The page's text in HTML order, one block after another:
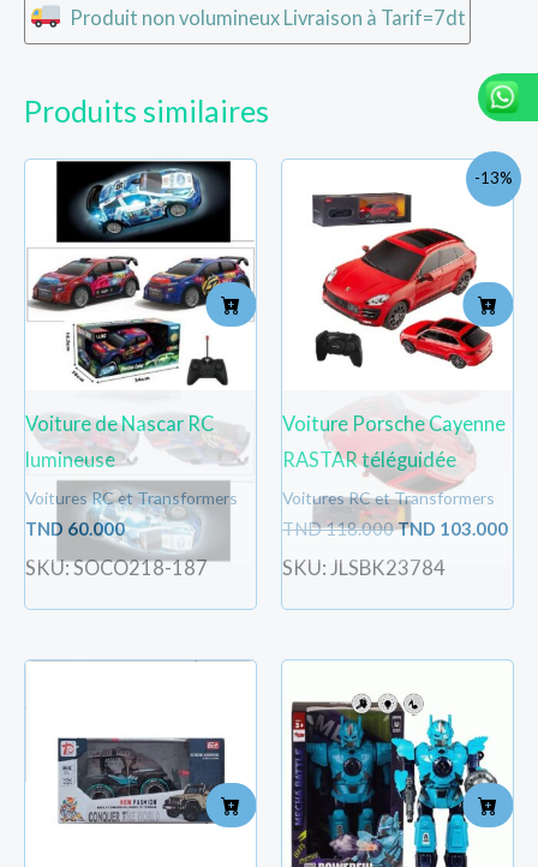
Produit non volumineux Livraison à Tarif=7dt
Produits similaires
Voiture de Nascar RC
lumineuse
Voitures RC et Transformers
TND 60.000
SKU: SOCO218-187
-13%
Voiture Porsche Cayenne
RASTAR téléguidée
Voitures RC et Transformers
TND118.000
prix
initial
était :
TND
118.000.
TND 103.000
Le
prix
SKU: JLSBK23784